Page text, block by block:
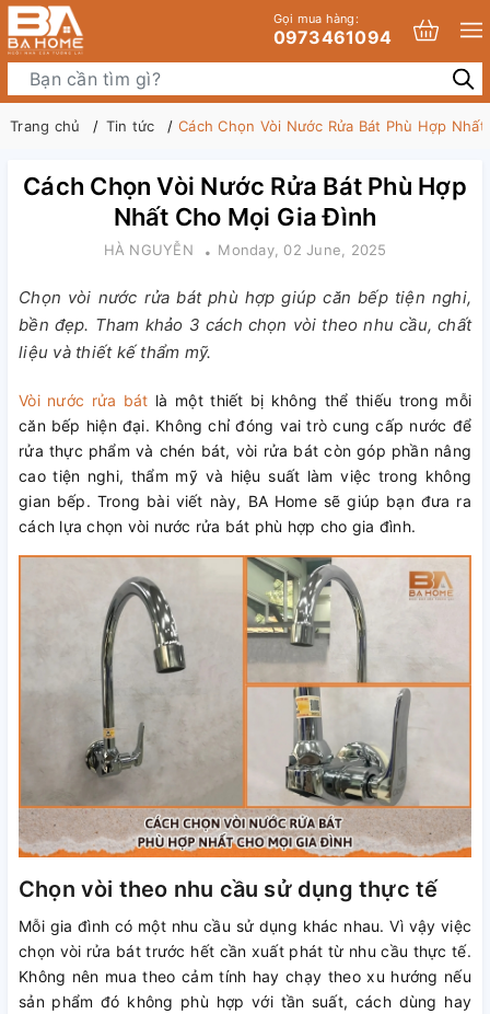
Gọi mua hàng:
0973461094
Trang chủ Tin tức Cách Chọn Vòi Nước Rửa Bát Phù Hợp
Cách Chọn Vòi Nước Rửa Bát Phù Hợp
Nhất Cho Mọi Gia Đình
HÀ NGUYỄN Monday, 02 June, 2025
Chọn vòi nước rửa bát phù hợp giúp căn bếp tiện nghi,
bền đẹp. Tham khảo 3 cách chọn vòi theo nhu cầu, chất
liệu và thiết kế thẩm mỹ.
Vòi nước rửa bát là một thiết bị không thể thiếu trong mỗi
căn bếp hiện đại. Không chỉ đóng vai trò cung cấp nước để
rửa thực phẩm và chén bát, vòi rửa bát còn góp phần nâng
cao tiện nghi, thẩm mỹ và hiệu suất làm việc trong không
gian bếp. Trong bài viết này, BA Home sẽ giúp bạn đưa ra
cách lựa chọn vòi nước rửa bát phù hợp cho gia đình.
Chọn vòi theo nhu cầu sử dụng thực tế
Mỗi gia đình có một nhu cầu sử dụng khác nhau. Vì vậy việc
chọn vòi rửa bát trước hết cần xuất phát từ nhu cầu thực tế.
Không nên mua theo cảm tính hay chạy theo xu hướng nếu
sản phẩm đó không phù hợp với tần suất, cách dùng hay